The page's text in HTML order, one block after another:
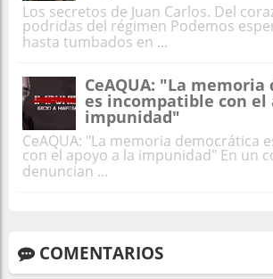
Los secretos de Juan Carlos. Del
podridas del régimen Podemos
hasta tumbados en ...
CeAQUA: "La
es incompatible con el
impunidad"
CeAQUA: "La memoria democrática
con el apoyo a la impunidad" En un
denuncian ...
COMENTARIOS